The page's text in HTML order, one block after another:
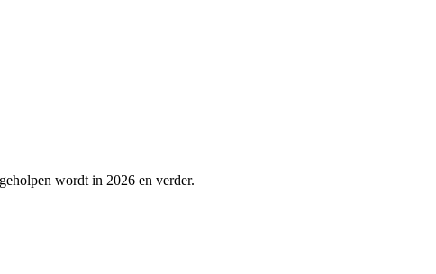
wordt in 2026 en verder.